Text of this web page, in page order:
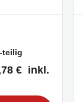
teilig
€ inkl.